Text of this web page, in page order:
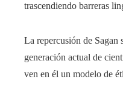
trascendiendo barreras
La repercusión de Sagan
generación actual de
ven en él un modelo de